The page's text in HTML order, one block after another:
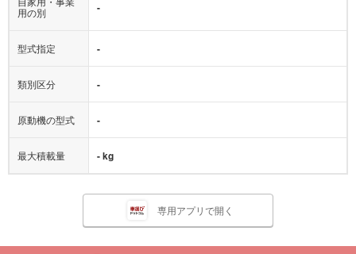
用の別
-
型式指定 -
類別区分 -
原動機の型式 -
最大積載量 - kg
専用アプリで開く